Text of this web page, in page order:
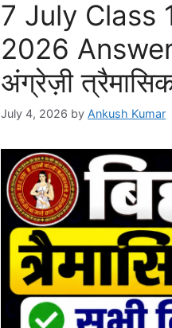
7 July Class
2026 Answer
अंग्रेज़ी
July 4, 2026 by Ankush Kumar